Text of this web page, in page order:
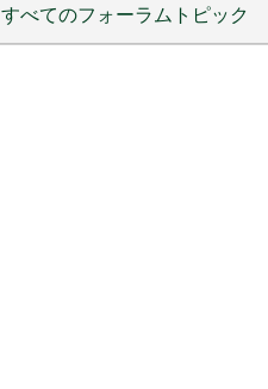
すべてのフォーラムトピック